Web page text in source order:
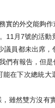
的外交能夠作
月7號的活
員都未出席
有報告，但是
在下次總統
雖然雙方沒